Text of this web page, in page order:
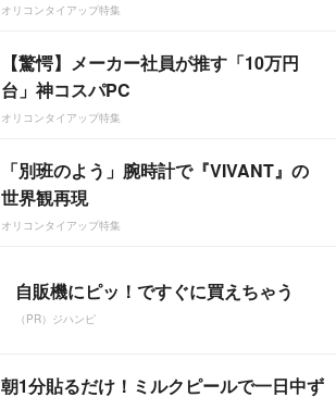
オリコンタイアップ特集
【驚愕】メーカー社員が推す「10万円
台」神コスパPC
オリコンタイアップ特集
「別班のよう」腕時計で『VIVANT』の
世界観再現
オリコンタイアップ特集
自販機にピッ！ですぐに買えちゃう
（PR）ジハンピ
朝1分貼るだけ！ミルクピールで一日中ず